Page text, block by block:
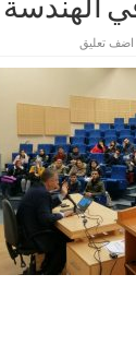
الهندسة 1
اضف تعليق